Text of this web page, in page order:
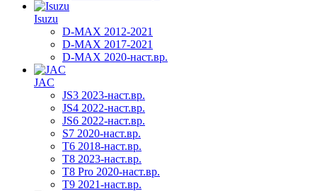
Isuzu
D-MAX 2012-2021
D-MAX 2017-2021
D-MAX 2020-наст.вр.
JAC
JS3 2023-наст.вр.
JS4 2022-наст.вр.
JS6 2022-наст.вр.
S7 2020-наст.вр.
T6 2018-наст.вр.
T8 2023-наст.вр.
T8 Pro 2020-наст.вр.
T9 2021-наст.вр.